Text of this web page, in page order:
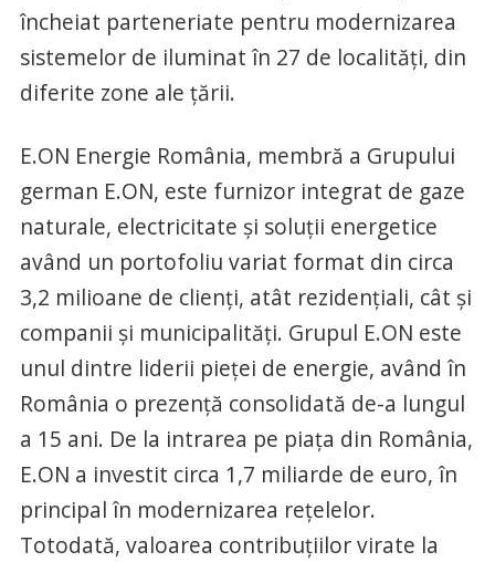
încheiat parteneriate pentru modernizarea
sistemelor de iluminat în 27 de localităţi, din
diferite zone ale ţării.
E.ON Energie România, membră a Grupului
german E.ON, este furnizor integrat de gaze
naturale, electricitate şi soluţii energetice
având un portofoliu variat format din circa
3,2 milioane de clienţi, atât rezidenţiali, cât şi
companii şi municipalităţi. Grupul E.ON este
unul dintre liderii pieţei de energie, având în
România o prezenţă consolidată de-a lungul
a 15 ani. De la intrarea pe piaţa din România,
E.ON a investit circa 1,7 miliarde de euro, în
principal în modernizarea reţelelor.
Totodată, valoarea contribuţiilor virate la